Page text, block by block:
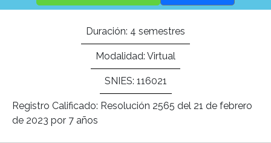
Duración: 4 semestres
Modalidad: Virtual
SNIES: 116021
Registro Calificado: Resolución 2565 del 21 de febrero
de 2023 por 7 años